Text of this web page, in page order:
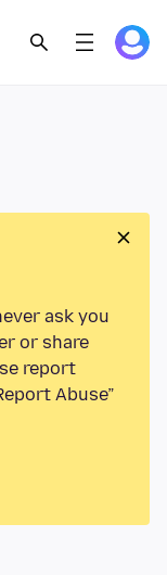
ask you
or share
report
Abuse”